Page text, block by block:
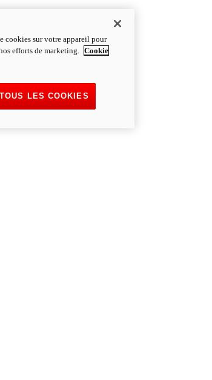
cookies sur votre appareil pour
efforts de marketing. Cookie
LES COOKIES